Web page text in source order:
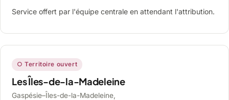
Service offert par l'équipe centrale en attendant l'attribution.
○ Territoire ouvert
Les Îles-de-la-Madeleine
Gaspésie–Îles-de-la-Madeleine,